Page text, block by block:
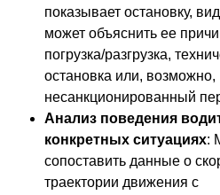
показывает остановку,
может объяснить ее
погрузка/разгрузка,
остановка или, возможно,
несанкционированный
Анализ поведения
конкретных ситуациях:
сопоставить данные о
траектории движения с